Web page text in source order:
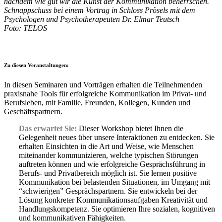
Schnappschuss bei einem Vortrag in Schloss Prösels mit dem
Psychologen und Psychotherapeuten Dr. Elmar Teutsch
Foto: TELOS
Zu diesen Veranstaltungen:
In diesen Seminaren und Vorträgen erhalten die Teilnehmenden
praxisnahe Tools für erfolgreiche Kommunikation im Privat- und
Berufsleben, mit Familie, Freunden, Kollegen, Kunden und
Geschäftspartnern.
Das erwartet Sie: Dieser Workshop bietet Ihnen die
Gelegenheit neues über unsere Interaktionen zu entdecken. Sie
erhalten Einsichten in die Art und Weise, wie Menschen
miteinander kommunizieren, welche typischen Störungen
auftreten können und wie erfolgreiche Gesprächsführung in
Berufs- und Privatbereich möglich ist. Sie lernen positive
Kommunikation bei belastenden Situationen, im Umgang mit
“schwierigen” Gesprächspartnern. Sie entwickeln bei der
Lösung konkreter Kommunikationsaufgaben Kreativität und
Handlungskompetenz. Sie optimieren Ihre sozialen, kognitiven
und kommunikativen Fähigkeiten.